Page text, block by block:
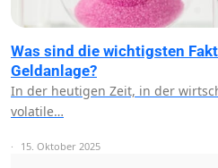
Was sind die wichtigsten
Geldanlage?
In der heutigen Zeit, in der
volatile…
15. Oktober 2025